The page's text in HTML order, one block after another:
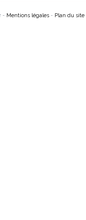
- Mentions légales - Plan du site